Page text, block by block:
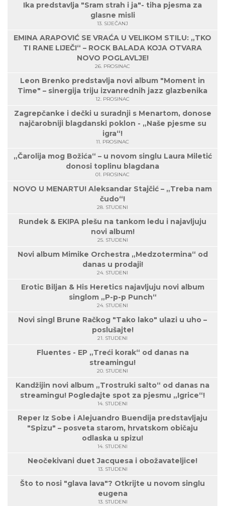
Ika predstavlja "Sram strah i ja"- tiha pjesma za
glasne misli
13. SIJEČANJ
EMINA ARAPOVIĆ SE VRAĆA U VELIKOM STILU: „TKO
TI RANE LIJEČI“ – ROCK BALADA KOJA OTVARA
NOVO POGLAVLJE!
26. PROSINAC
Leon Brenko predstavlja novi album "Moment in
Time" – sinergija triju izvanrednih jazz glazbenika
12. PROSINAC
Zagrepčanke i dečki u suradnji s Menartom, donose
najčarobniji blagdanski poklon - „Naše pjesme su
igra“!
11. PROSINAC
„Čarolija mog Božića“ – u novom singlu Laura Miletić
donosi toplinu blagdana
01. PROSINAC
NOVO U MENARTU! Aleksandar Stajčić – „Treba nam
čudo“!
28. STUDENI
Rundek & EKIPA plešu na tankom ledu i najavljuju
novi album!
25. STUDENI
Novi album Mimike Orchestra „Medzotermina“ od
danas u prodaji!
24. STUDENI
Erotic Biljan & His Heretics najavljuju novi album
singlom „P-p-p Punch“
24. STUDENI
Novi singl Brune Račkog "Tako lako" ulazi u uho –
poslušajte!
21. STUDENI
Fluentes - EP „Treći korak“ od danas na
streamingu!
20. STUDENI
Kandžijin novi album „Trostruki salto“ od danas na
streamingu! Pogledajte spot za pjesmu „Igrice“!
14. STUDENI
Reper Iz Sobe i Alejuandro Buendija predstavljaju
"Spizu" – posveta starom, hrvatskom običaju
odlaska u spizu!
14. STUDENI
Neočekivani duet Jacquesa i obožavateljice!
13. STUDENI
Što to nosi "glava lava"? Otkrijte u novom singlu
eugena
13. STUDENI